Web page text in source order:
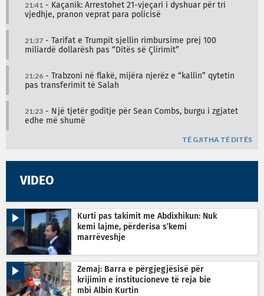
21:41 - Kaçanik: Arrestohet 21-vjeçari i dyshuar për tri
vjedhje, pranon veprat para policisë
21:37 - Tarifat e Trumpit sjellin rimbursime prej 100
miliardë dollarësh pas “Ditës së Çlirimit”
21:26 - Trabzoni në flakë, mijëra njerëz e “kallin” qytetin
pas transferimit të Salah
21:23 - Një tjetër goditje për Sean Combs, burgu i zgjatet
edhe më shumë
TË GJITHA TË DITËS
VIDEO
Kurti pas takimit me Abdixhikun: Nuk
kemi lajme, përderisa s’kemi
marrëveshje
Zemaj: Barra e përgjegjësisë për
krijimin e institucioneve të reja bie
mbi Albin Kurtin